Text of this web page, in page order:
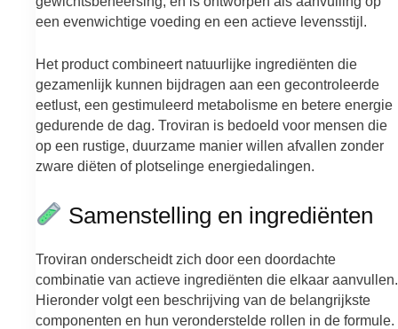
een evenwichtige voeding en een actieve levensstijl.
Het product combineert natuurlijke ingrediënten die
gezamenlijk kunnen bijdragen aan een gecontroleerde
eetlust, een gestimuleerd metabolisme en betere energie
gedurende de dag. Troviran is bedoeld voor mensen die
op een rustige, duurzame manier willen afvallen zonder
zware diëten of plotselinge energiedalingen.
Samenstelling en ingrediënten
Troviran onderscheidt zich door een doordachte
combinatie van actieve ingrediënten die elkaar aanvullen.
Hieronder volgt een beschrijving van de belangrijkste
componenten en hun veronderstelde rollen in de formule.